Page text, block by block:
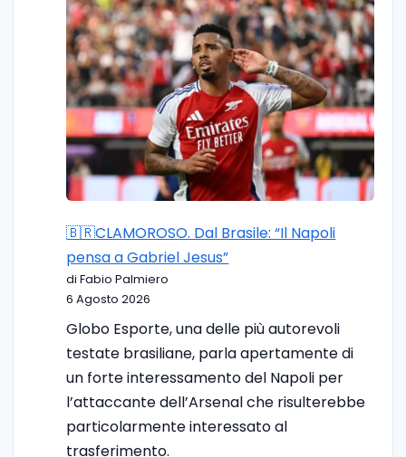
🇧🇷CLAMOROSO. Dal Brasile: “Il Napoli
pensa a Gabriel Jesus”
di Fabio Palmiero
6 Agosto 2026
Globo Esporte, una delle più autorevoli
testate brasiliane, parla apertamente di
un forte interessamento del Napoli per
l’attaccante dell’Arsenal che risulterebbe
particolarmente interessato al
trasferimento.